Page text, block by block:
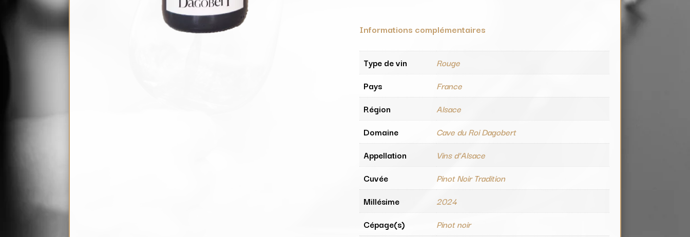
Informations complémentaires
Type de vin
Rouge
Pays
France
Région
Alsace
Domaine
Cave du Roi Dagobert
Appellation
Vins d’Alsace
Cuvée
Pinot Noir Tradition
Millésime
2024
Cépage(s)
Pinot noir